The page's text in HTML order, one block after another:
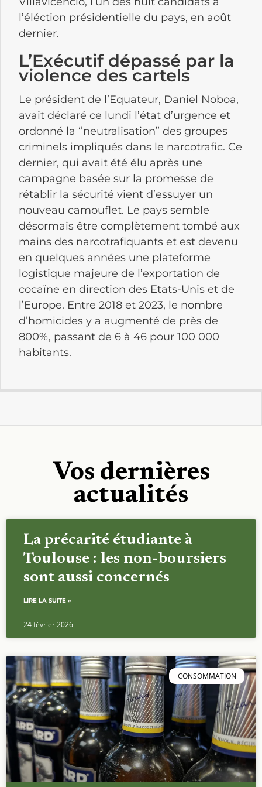
l’éléction présidentielle du pays, en août
dernier.
L’Exécutif dépassé par la
violence des cartels
Le président de l’Equateur, Daniel Noboa,
avait déclaré ce lundi l’état d’urgence et
ordonné la “neutralisation” des groupes
criminels impliqués dans le narcotrafic. Ce
dernier, qui avait été élu après une
campagne basée sur la promesse de
rétablir la sécurité vient d’essuyer un
nouveau camouflet. Le pays semble
désormais être complètement tombé aux
mains des narcotrafiquants et est devenu
en quelques années une plateforme
logistique majeure de l’exportation de
cocaïne en direction des Etats-Unis et de
l’Europe. Entre 2018 et 2023, le nombre
d’homicides y a augmenté de près de
800%, passant de 6 à 46 pour 100 000
habitants.
Vos dernières
actualités
La précarité étudiante à
Toulouse : les non-boursiers
sont aussi concernés
LIRE LA SUITE »
24 février 2026
CONSOMMATION